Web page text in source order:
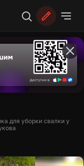
для уборки свалки у